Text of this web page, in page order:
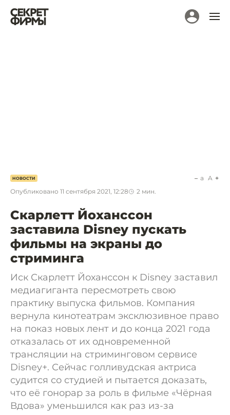
НОВОСТИ
Опубликовано 11 сентября 2021, 12:28 2 мин.
a A
Скарлетт Йоханссон
заставила Disney пускать
фильмы на экраны до
стриминга
Иск Скарлетт Йоханссон к Disney заставил
медиагиганта пересмотреть свою
практику выпуска фильмов. Компания
вернула кинотеатрам эксклюзивное право
на показ новых лент и до конца 2021 года
отказалась от их одновременной
трансляции на стриминговом сервисе
Disney+. Сейчас голливудская актриса
судится со студией и пытается доказать,
что её гонорар за роль в фильме «Чёрная
Вдова» уменьшился как раз из-за